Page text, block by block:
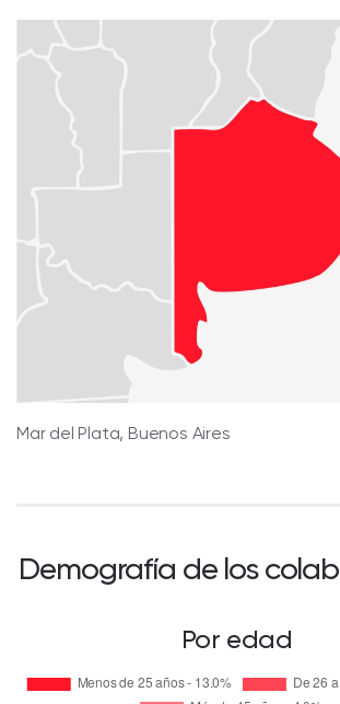
Mar del Plata, Buenos Aires
Demografía de los
Por edad